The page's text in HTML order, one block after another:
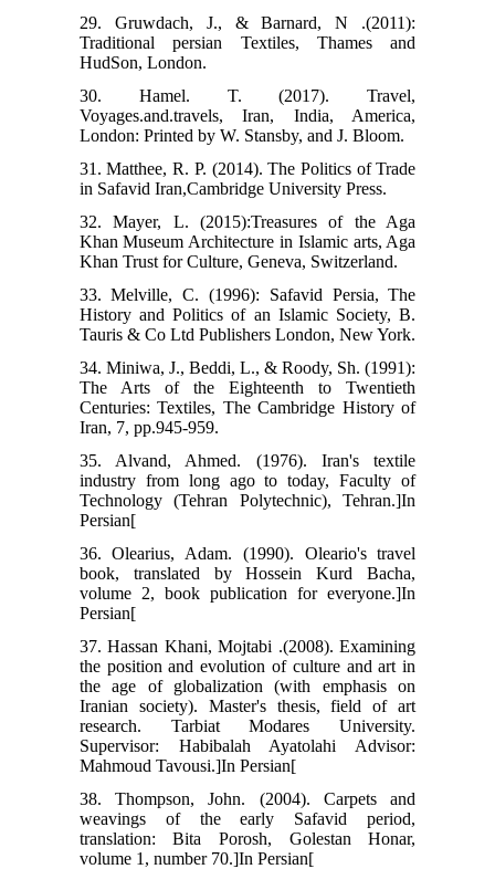
29. Gruwdach, J., & Barnard, N .(2011):
Traditional persian Textiles, Thames and
HudSon, London.
30. Hamel. T. (2017). Travel,
Voyages.and.travels, Iran, India, America,
London: Printed by W. Stansby, and J. Bloom.
31. Matthee, R. P. (2014). The Politics of Trade
in Safavid Iran,Cambridge University Press.
32. Mayer, L. (2015):Treasures of the Aga
Khan Museum Architecture in Islamic arts, Aga
Khan Trust for Culture, Geneva, Switzerland.
33. Melville, C. (1996): Safavid Persia, The
History and Politics of an Islamic Society, B.
Tauris & Co Ltd Publishers London, New York.
34. Miniwa, J., Beddi, L., & Roody, Sh. (1991):
The Arts of the Eighteenth to Twentieth
Centuries: Textiles, The Cambridge History of
Iran, 7, pp.945-959.
35. Alvand, Ahmed. (1976). Iran's textile
industry from long ago to today, Faculty of
Technology (Tehran Polytechnic), Tehran.]In
Persian[
36. Olearius, Adam. (1990). Oleario's travel
book, translated by Hossein Kurd Bacha,
volume 2, book publication for everyone.]In
Persian[
37. Hassan Khani, Mojtabi .(2008). Examining
the position and evolution of culture and art in
the age of globalization (with emphasis on
Iranian society). Master's thesis, field of art
research. Tarbiat Modares University.
Supervisor: Habibalah Ayatolahi Advisor:
Mahmoud Tavousi.]In Persian[
38. Thompson, John. (2004). Carpets and
weavings of the early Safavid period,
translation: Bita Porosh, Golestan Honar,
volume 1, number 70.]In Persian[